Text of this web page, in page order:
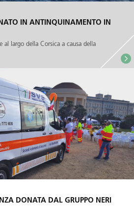
IN ANTINQUINAMENTO IN
largo della Corsica a causa della
DONATA DAL GRUPPO NERI